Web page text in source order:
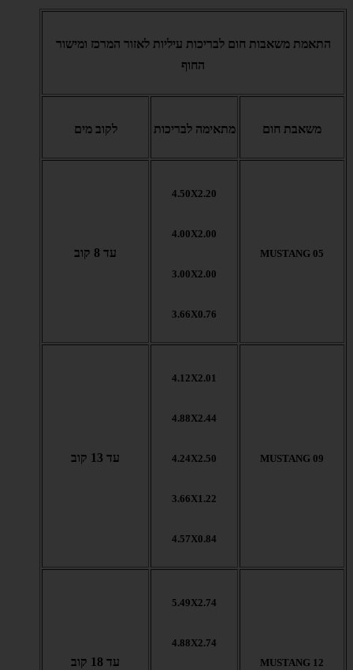
התאמת משאבות חום לבריכות עיליות לאזור המרכז ומישור
החוף
משאבת חום מתאימה לבריכות לקוב מים
MUSTANG 05
4.50X2.20
4.00X2.00
3.00X2.00
3.66X0.76
עד 8 קוב
MUSTANG 09
4.12X2.01
4.88X2.44
4.24X2.50
3.66X1.22
4.57X0.84
עד 13 קוב
MUSTANG 12
5.49X2.74
4.88X2.74
עד 18 קוב